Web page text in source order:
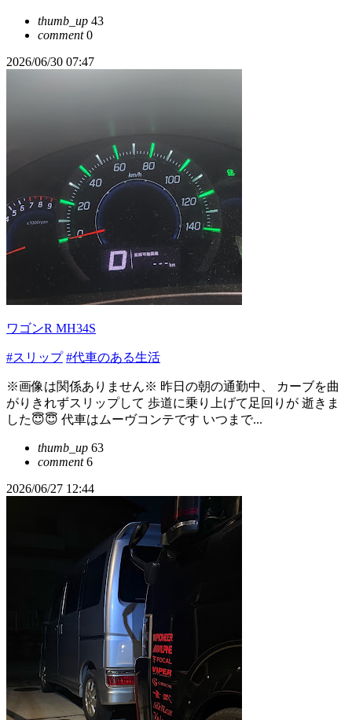
thumb_up 43
comment0
2026/06/30 07:47
ワゴンR MH34S
#スリップ #代車のある生活
※画像は関係ありません※ 昨日の朝の通勤中、 カーブを曲
がりきれずスリップして 歩道に乗り上げて足回りが 逝きま
した😇😇 代車はムーヴコンテです いつまで...
thumb_up 63
comment6
2026/06/27 12:44